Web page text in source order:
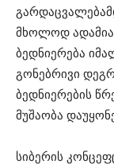
მხოლოდ
ბედნიერება
გონებრივი
ბედნიერების
მუშაობა
სიბერის